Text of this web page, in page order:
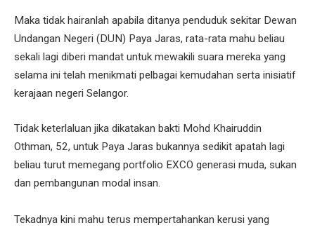
Maka tidak hairanlah apabila ditanya penduduk sekitar Dewan
Undangan Negeri (DUN) Paya Jaras, rata-rata mahu beliau
sekali lagi diberi mandat untuk mewakili suara mereka yang
selama ini telah menikmati pelbagai kemudahan serta inisiatif
kerajaan negeri Selangor.
Tidak keterlaluan jika dikatakan bakti Mohd Khairuddin
Othman, 52, untuk Paya Jaras bukannya sedikit apatah lagi
beliau turut memegang portfolio EXCO generasi muda, sukan
dan pembangunan modal insan.
Tekadnya kini mahu terus mempertahankan kerusi yang